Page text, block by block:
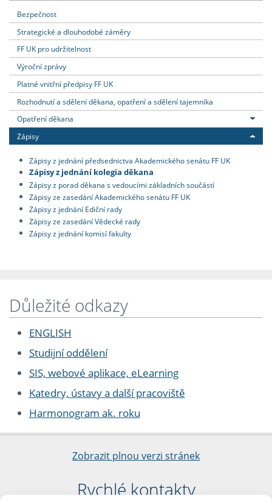
Bezpečnost
Strategické a dlouhodobé záměry
FF UK pro udržitelnost
Výroční zprávy
Platné vnitřní předpisy FF UK
Rozhodnutí a sdělení děkana, opatření a sdělení tajemníka
Opatření děkana
Zápisy
Zápisy z jednání předsednictva Akademického senátu FF UK
Zápisy z jednání kolegia děkana
Zápisy z porad děkana s vedoucími základních součástí
Zápisy ze zasedání Akademického senátu FF UK
Zápisy z jednání Ediční rady
Zápisy ze zasedání Vědecké rady
Zápisy z jednání komisí fakulty
Důležité odkazy
ENGLISH
Studijní oddělení
SIS, webové aplikace, eLearning
Katedry, ústavy a další pracoviště
Harmonogram ak. roku
Zobrazit plnou verzi stránek
Rychlé kontakty